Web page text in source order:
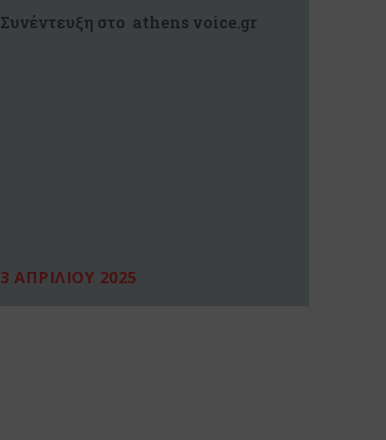
Συνέντευξη στο athens voice.gr
3 ΑΠΡΙΛΙΟΥ 2025